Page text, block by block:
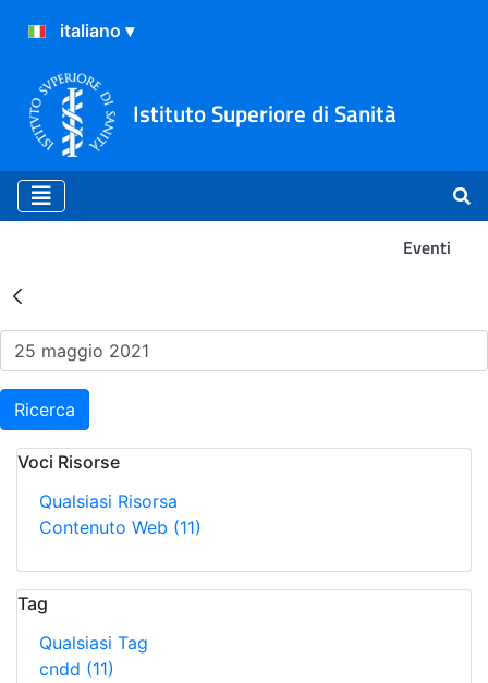
Istituto Superiore di Sanità
Eventi
Risultati della Ricerca -
Ricerca
Voci Risorse
Qualsiasi Risorsa
Contenuto Web (11)
Tag
Qualsiasi Tag
cndd (11)